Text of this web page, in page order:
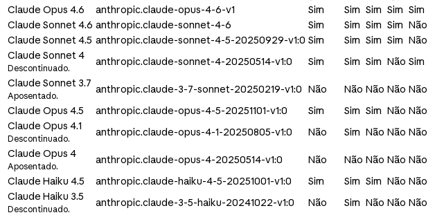
Claude Opus 4.6 anthropic.claude-opus-4-6-v1 Sim Sim Sim Sim Sim
Claude Sonnet 4.6 anthropic.claude-sonnet-4-6 Sim Sim Sim Sim Não
Claude Sonnet 4.5 anthropic.claude-sonnet-4-5-20250929-v1:0 Sim Sim Sim Sim Não
Claude Sonnet 4
Descontinuado.
anthropic.claude-sonnet-4-20250514-v1:0 Sim Sim Sim Não Sim
Claude Sonnet 3.7
Aposentado.
anthropic.claude-3-7-sonnet-20250219-v1:0 Não Não Não Não Não
Claude Opus 4.5
anthropic.claude-opus-4-5-20251101-v1:0 Sim Sim Sim Não Não
Claude Opus 4.1
Descontinuado.
anthropic.claude-opus-4-1-20250805-v1:0 Não Sim Não Não Não
Claude Opus 4
Aposentado.
anthropic.claude-opus-4-20250514-v1:0 Não Não Não Não Não
Claude Haiku 4.5
anthropic.claude-haiku-4-5-20251001-v1:0 Sim Sim Sim Não Não
Claude Haiku 3.5
Descontinuado.
anthropic.claude-3-5-haiku-20241022-v1:0 Não Sim Não Não Não